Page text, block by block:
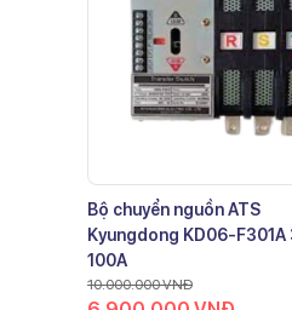
Bộ chuyển nguồn ATS
Kyungdong KD06-F301A
100A
10.000.000VNĐ